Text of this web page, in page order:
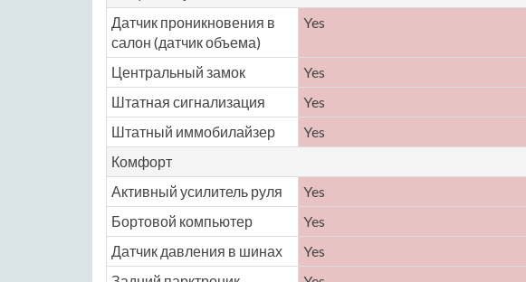
Датчик проникновения в
салон (датчик объема)
Yes
Центральный замок Yes
Штатная сигнализация
Yes
Штатный иммобилайзер
Yes
Комфорт
Активный усилитель руля
Yes
Бортовой компьютер
Yes
Датчик давления в шинах
Yes